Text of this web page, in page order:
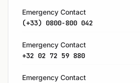
Emergency Contact
(+33) 0800-800 042
Emergency Contact
+32 02 72 59 880
Emergency Contact